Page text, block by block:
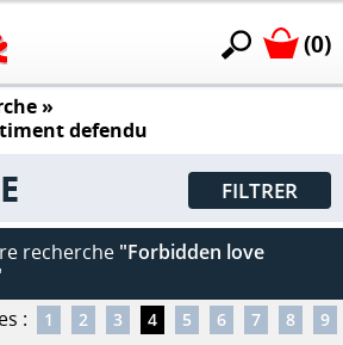
(0)
»
defendu
FILTRER
recherche "Forbidden love
:
1 2 3 4 5 6 7 8 9